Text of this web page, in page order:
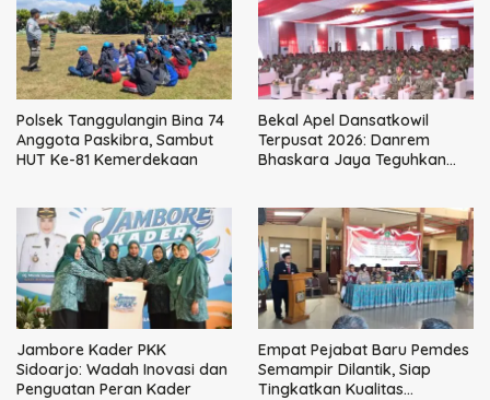
Polsek Tanggulangin Bina 74
Anggota Paskibra, Sambut
HUT Ke-81 Kemerdekaan
Bekal Apel Dansatkowil
Terpusat 2026: Danrem
Bhaskara Jaya Teguhkan
Jambore Kader PKK
Sidoarjo: Wadah Inovasi dan
Penguatan Peran Kader
Empat Pejabat Baru Pemdes
Semampir Dilantik, Siap
Tingkatkan Kualitas